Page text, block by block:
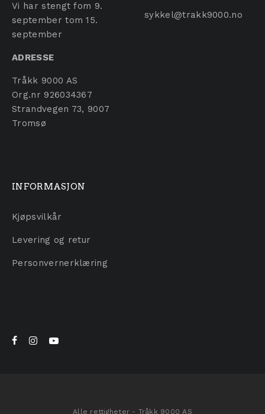
Vi har stengt fom 9.
september tom 15.
september
ADRESSE
Tråkk 9000 AS
Org.nr 926034367
Strandvegen 73, 9007
Tromsø
sykkel@trakk9000.no
INFORMASJON
Kjøpsvilkår
Levering og retur
Personvernerklæring
Alle rettigheter - Tråkk 9000 AS